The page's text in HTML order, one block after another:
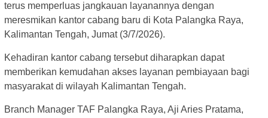
terus memperluas jangkauan layanannya dengan
meresmikan kantor cabang baru di Kota Palangka Raya,
Kalimantan Tengah, Jumat (3/7/2026).
Kehadiran kantor cabang tersebut diharapkan dapat
memberikan kemudahan akses layanan pembiayaan bagi
masyarakat di wilayah Kalimantan Tengah.
Branch Manager TAF Palangka Raya, Aji Aries Pratama,